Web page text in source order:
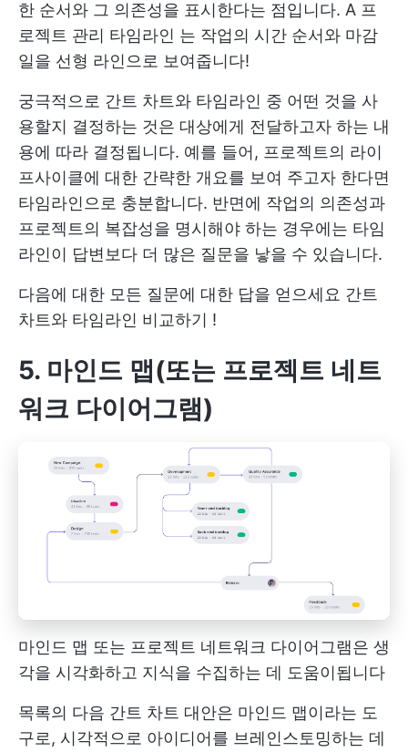
한 순서와 그 의존성을 표시한다는 점입니다. A 프
로젝트 관리 타임라인 는 작업의 시간 순서와 마감
일을 선형 라인으로 보여줍니다!
궁극적으로 간트 차트와 타임라인 중 어떤 것을 사
용할지 결정하는 것은 대상에게 전달하고자 하는 내
용에 따라 결정됩니다. 예를 들어, 프로젝트의 라이
프사이클에 대한 간략한 개요를 보여 주고자 한다면
타임라인으로 충분합니다. 반면에 작업의 의존성과
프로젝트의 복잡성을 명시해야 하는 경우에는 타임
라인이 답변보다 더 많은 질문을 낳을 수 있습니다.
다음에 대한 모든 질문에 대한 답을 얻으세요 간트
차트와 타임라인 비교하기 !
5. 마인드 맵(또는 프로젝트 네트
워크 다이어그램)
마인드 맵 또는 프로젝트 네트워크 다이어그램은 생
각을 시각화하고 지식을 수집하는 데 도움이됩니다
목록의 다음 간트 차트 대안은 마인드 맵이라는 도
구로, 시각적으로 아이디어를 브레인스토밍하는 데